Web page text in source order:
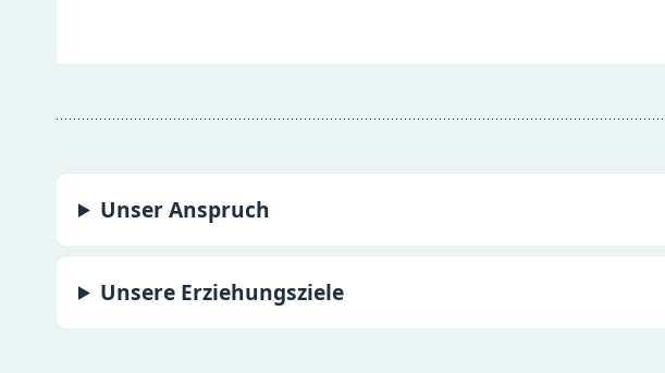
Unser Anspruch
Unsere Erziehungsziele